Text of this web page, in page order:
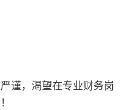
谨，渴望在专业财务岗